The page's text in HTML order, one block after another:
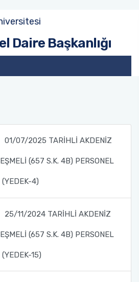
Daire Başkanlığı
01/07/2025 TARİHLİ AKDENİZ
(657 S.K. 4B) PERSONEL
4)
25/11/2024 TARİHLİ AKDENİZ
(657 S.K. 4B) PERSONEL
15)
ve Evrak Kayıt Şube
Müdürlüğü